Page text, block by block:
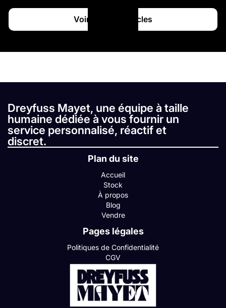
Voir tous les articles
Dreyfuss Mayet, une équipe à taille
humaine dédiée à vous fournir un
service personnalisé, réactif et
discret.
Plan du site
Accueil
Stock
À propos
Blog
Vendre
Pages légales
Politiques de Confidentialité
CGV